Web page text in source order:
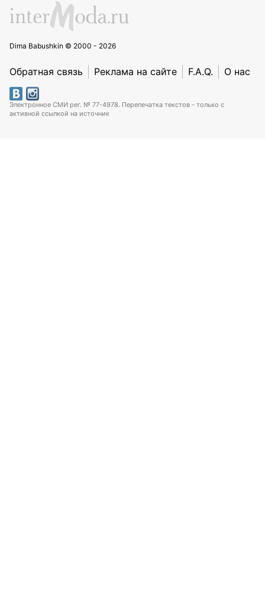
Dima Babushkin © 2000 - 2026
Обратная связь Реклама на сайте F.A.Q. О нас
Электронное СМИ рег. № 77-4978. Перепечатка текстов - только с
активной ссылкой на источник